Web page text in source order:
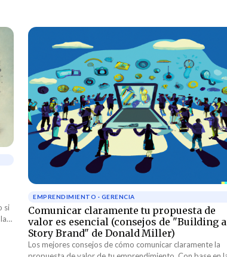
si
EMPRENDIMIENTO · GERENCIA
Comunicar claramente tu propuesta de
valor es esencial (consejos de "Building a
Story Brand" de Donald Miller)
Los mejores consejos de cómo comunicar claramente la